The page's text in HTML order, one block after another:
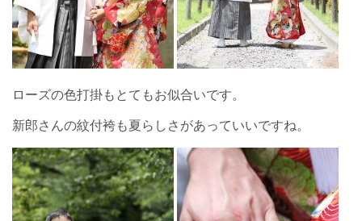
ローズの色打掛もとてもお似合いです。
新郎さんの紋付袴も夏らしさがあっていいですね。